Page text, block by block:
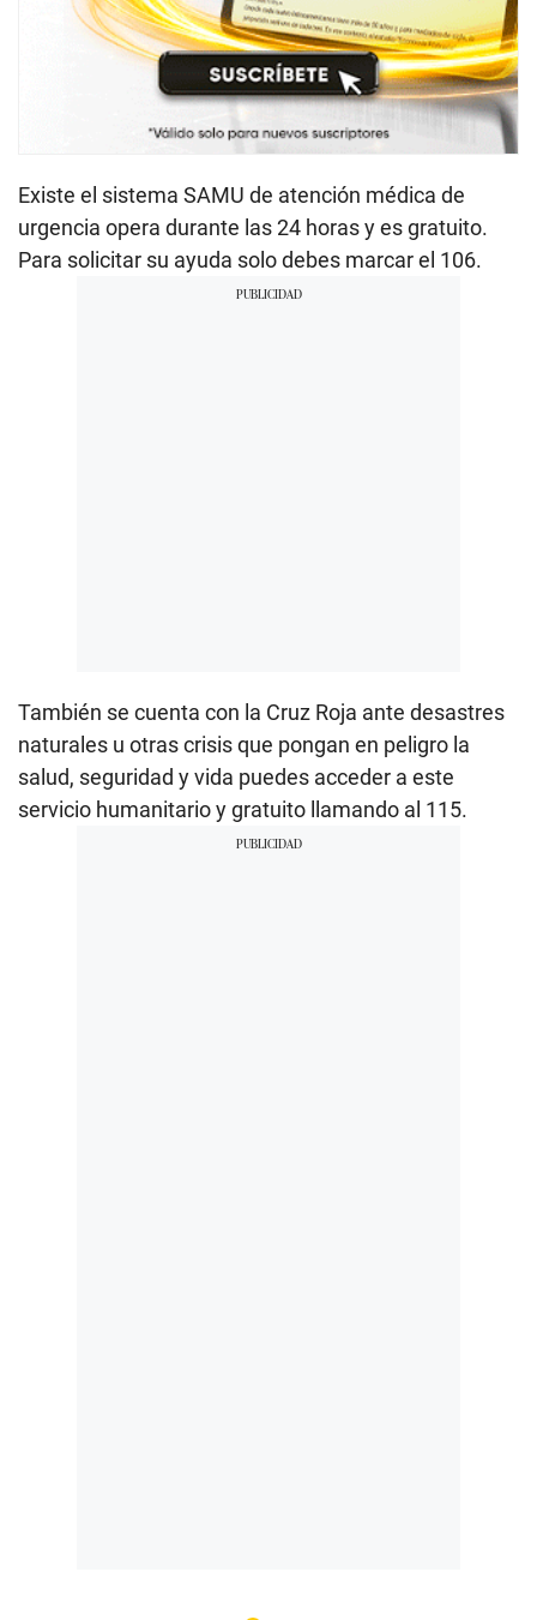
Existe el sistema SAMU de atención médica de
urgencia opera durante las 24 horas y es gratuito.
Para solicitar su ayuda solo debes marcar el 106.
También se cuenta con la Cruz Roja ante desastres
naturales u otras crisis que pongan en peligro la
salud, seguridad y vida puedes acceder a este
servicio humanitario y gratuito llamando al 115.